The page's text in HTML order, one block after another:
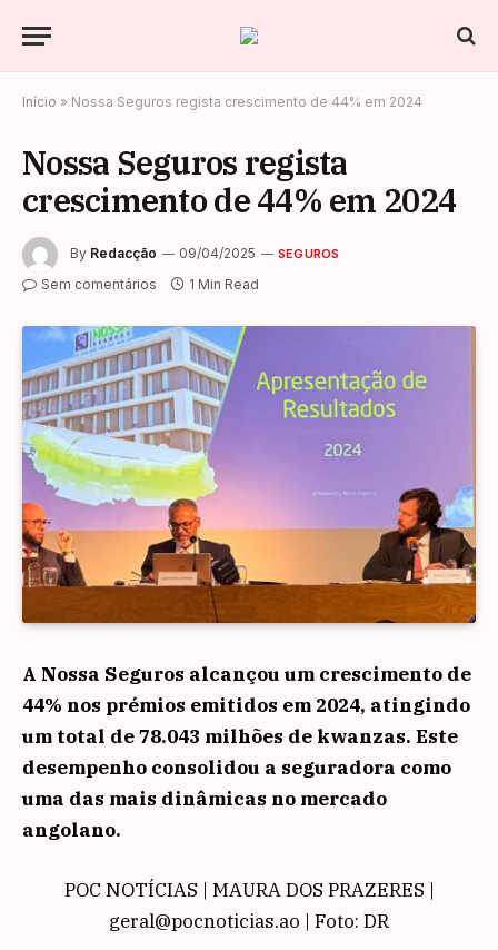
Início » Nossa Seguros regista crescimento de 44% em 2024
Nossa Seguros regista
crescimento de 44% em 2024
By Redacção 09/04/2025 SEGUROS
Sem comentários 1 Min Read
A Nossa Seguros alcançou um crescimento de
44% nos prémios emitidos em 2024, atingindo
um total de 78.043 milhões de kwanzas. Este
desempenho consolidou a seguradora como
uma das mais dinâmicas no mercado
angolano.
POC NOTÍCIAS | MAURA DOS PRAZERES |
geral@pocnoticias.ao | Foto: DR